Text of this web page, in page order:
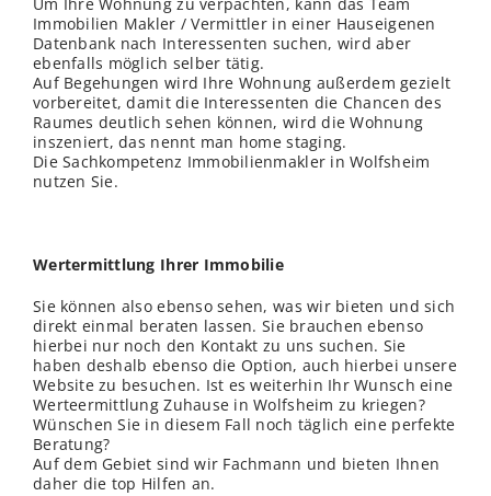
Um Ihre Wohnung zu verpachten, kann das Team
Immobilien Makler / Vermittler in einer Hauseigenen
Datenbank nach Interessenten suchen, wird aber
ebenfalls möglich selber tätig.
Auf Begehungen wird Ihre Wohnung außerdem gezielt
vorbereitet, damit die Interessenten die Chancen des
Raumes deutlich sehen können, wird die Wohnung
inszeniert, das nennt man home staging.
Die Sachkompetenz Immobilienmakler in Wolfsheim
nutzen Sie.
Wertermittlung Ihrer Immobilie
Sie können also ebenso sehen, was wir bieten und sich
direkt einmal beraten lassen. Sie brauchen ebenso
hierbei nur noch den Kontakt zu uns suchen. Sie
haben deshalb ebenso die Option, auch hierbei unsere
Website zu besuchen. Ist es weiterhin Ihr Wunsch eine
Werteermittlung Zuhause in Wolfsheim zu kriegen?
Wünschen Sie in diesem Fall noch täglich eine perfekte
Beratung?
Auf dem Gebiet sind wir Fachmann und bieten Ihnen
daher die top Hilfen an.